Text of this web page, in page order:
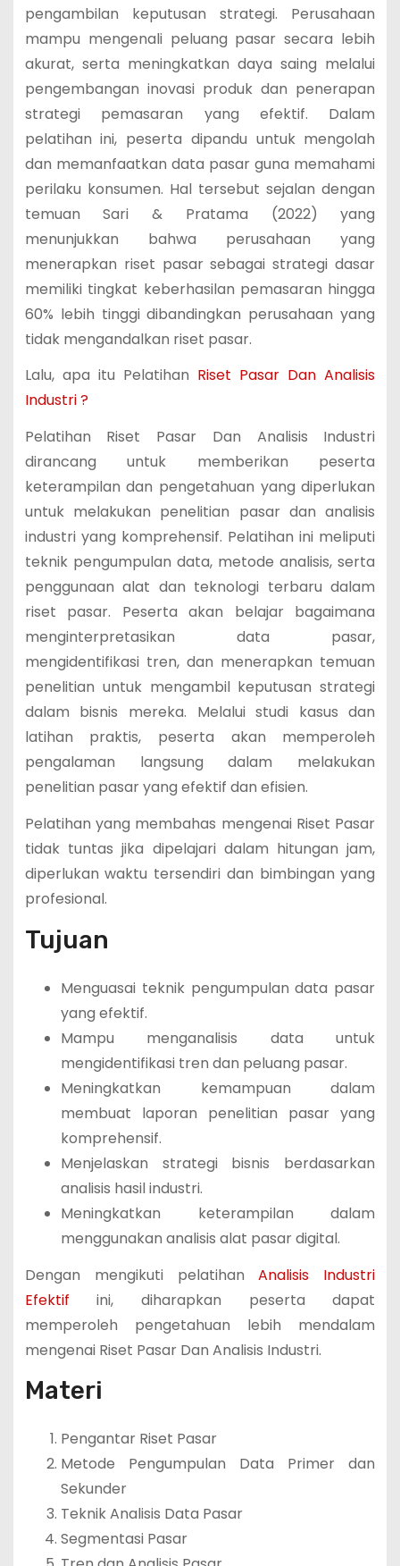
pengambilan keputusan strategi. Perusahaan
mampu mengenali peluang pasar secara lebih
akurat, serta meningkatkan daya saing melalui
pengembangan inovasi produk dan penerapan
strategi pemasaran yang efektif. Dalam
pelatihan ini, peserta dipandu untuk mengolah
dan memanfaatkan data pasar guna memahami
perilaku konsumen. Hal tersebut sejalan dengan
temuan Sari & Pratama (2022) yang
menunjukkan bahwa perusahaan yang
menerapkan riset pasar sebagai strategi dasar
memiliki tingkat keberhasilan pemasaran hingga
60% lebih tinggi dibandingkan perusahaan yang
tidak mengandalkan riset pasar.
Lalu, apa itu Pelatihan Riset Pasar Dan Analisis
Industri ?
Pelatihan Riset Pasar Dan Analisis Industri
dirancang untuk memberikan peserta
keterampilan dan pengetahuan yang diperlukan
untuk melakukan penelitian pasar dan analisis
industri yang komprehensif. Pelatihan ini meliputi
teknik pengumpulan data, metode analisis, serta
penggunaan alat dan teknologi terbaru dalam
riset pasar. Peserta akan belajar bagaimana
menginterpretasikan data pasar,
mengidentifikasi tren, dan menerapkan temuan
penelitian untuk mengambil keputusan strategi
dalam bisnis mereka. Melalui studi kasus dan
latihan praktis, peserta akan memperoleh
pengalaman langsung dalam melakukan
penelitian pasar yang efektif dan efisien.
Pelatihan yang membahas mengenai Riset Pasar
tidak tuntas jika dipelajari dalam hitungan jam,
diperlukan waktu tersendiri dan bimbingan yang
profesional.
Tujuan
Menguasai teknik pengumpulan data pasar
yang efektif.
Mampu menganalisis data untuk
mengidentifikasi tren dan peluang pasar.
Meningkatkan kemampuan dalam
membuat laporan penelitian pasar yang
komprehensif.
Menjelaskan strategi bisnis berdasarkan
analisis hasil industri.
Meningkatkan keterampilan dalam
menggunakan analisis alat pasar digital.
Dengan mengikuti pelatihanAnalisis Industri
Efektif ini, diharapkan peserta dapat
memperoleh pengetahuan lebih mendalam
mengenai Riset Pasar Dan Analisis Industri.
Materi
Pengantar Riset Pasar
Metode Pengumpulan Data Primer dan
Sekunder
Teknik Analisis Data Pasar
Segmentasi Pasar